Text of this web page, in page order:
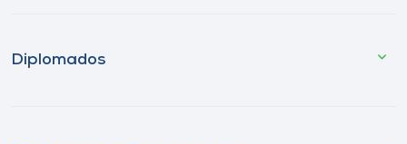
Diplomados